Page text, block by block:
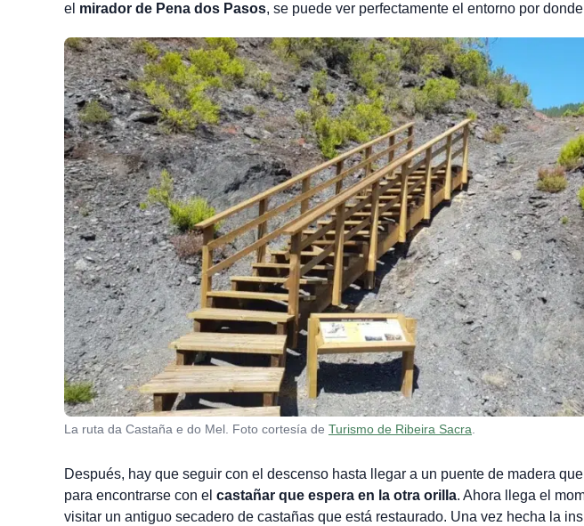
el mirador de Pena dos Pasos, se puede ver perfectamente el entorno por
La ruta da Castaña e do Mel. Foto cortesía de Turismo de Ribeira Sacra
Después, hay que seguir con el descenso hasta llegar a un puente de madera
para encontrarse con el castañar que espera en la otra orilla. Ahora llega el
visitar un antiguo secadero de castañas que está restaurado. Una vez hecha la